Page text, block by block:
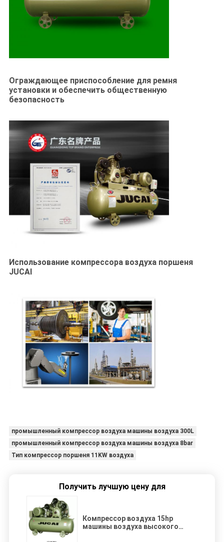
Ограждающее приспособление для ремня
установки и обеспечить общественную
безопасность
Использование компрессора воздуха поршеня
JUCAI
промышленный компрессор воздуха машины воздуха 300L
промышленный компрессор воздуха машины воздуха 8bar
Тип компрессор поршеня 11KW воздуха
Получить лучшую цену для
Компрессор воздуха 15hp
машины воздуха высокого